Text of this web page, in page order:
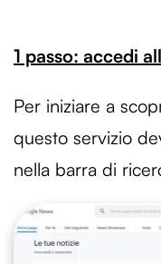
1 passo: accedi
Per iniziare a
questo servizio
nella barra di